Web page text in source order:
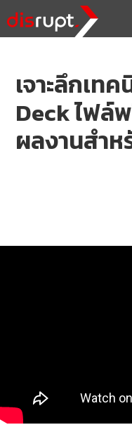
เจาะลึกเท
Deck ไฟล์
ผลงานสำ